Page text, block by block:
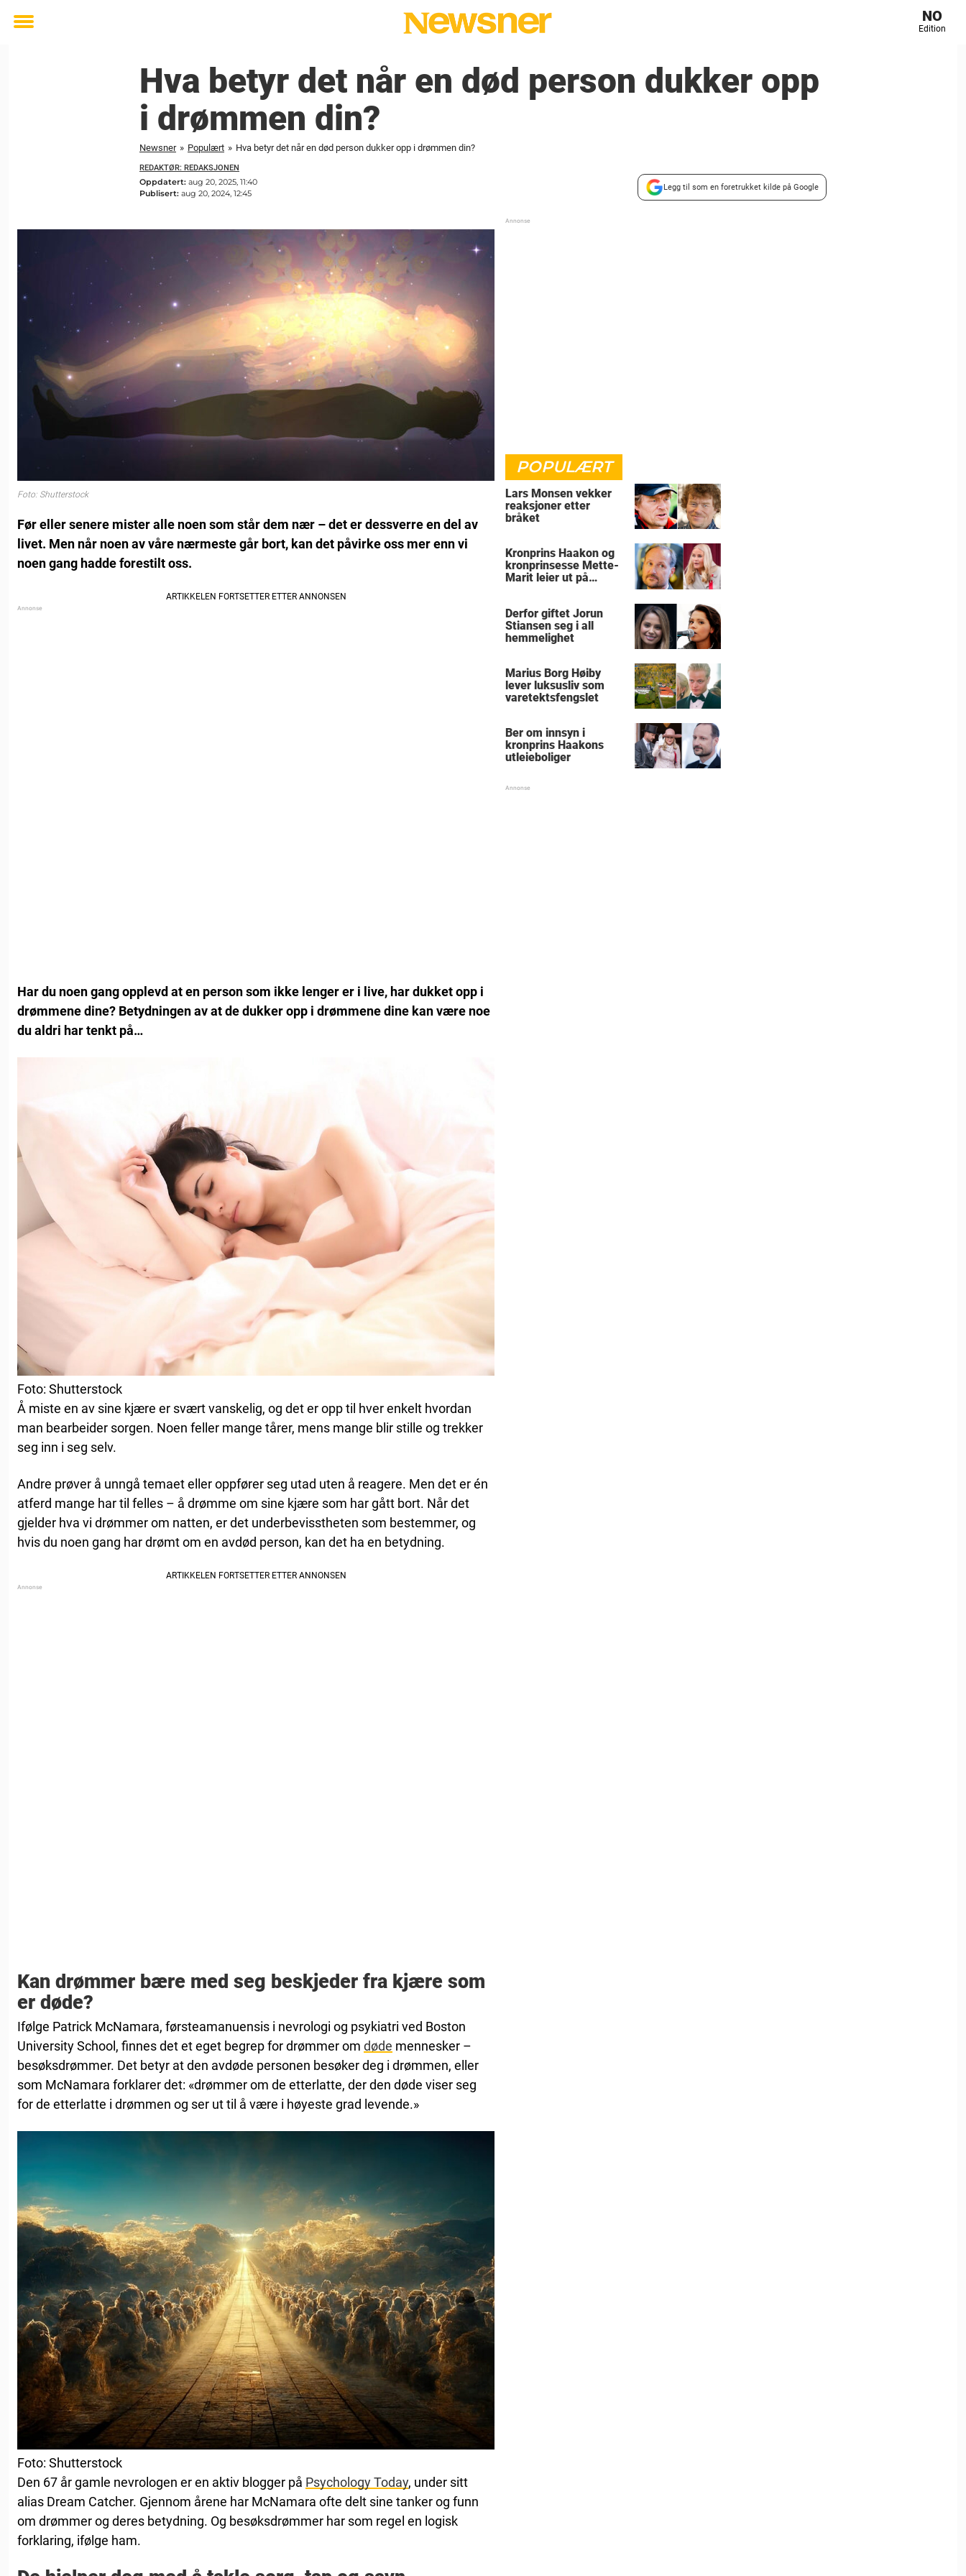
Toggle
NO
Edition
Hva betyr det når en død person dukker opp
i drømmen din?
Newsner » Populært » Hva betyr det når en død person dukker opp i drømmen din?
REDAKTØR: REDAKSJONEN
Oppdatert: aug 20, 2025, 11:40
Publisert: aug 20, 2024, 12:45
Legg til som en foretrukket kilde på Google
Foto: Shutterstock
Før eller senere mister alle noen som står dem nær – det er dessverre en del av
livet. Men når noen av våre nærmeste går bort, kan det påvirke oss mer enn vi
noen gang hadde forestilt oss.
Har du noen gang opplevd at en person som ikke lenger er i live, har dukket opp i
drømmene dine? Betydningen av at de dukker opp i drømmene dine kan være noe
du aldri har tenkt på…
Foto: Shutterstock
Å miste en av sine kjære er svært vanskelig, og det er opp til hver enkelt hvordan
man bearbeider sorgen. Noen feller mange tårer, mens mange blir stille og trekker
seg inn i seg selv.
Andre prøver å unngå temaet eller oppfører seg utad uten å reagere. Men det er én
atferd mange har til felles – å drømme om sine kjære som har gått bort. Når det
gjelder hva vi drømmer om natten, er det underbevisstheten som bestemmer, og
hvis du noen gang har drømt om en avdød person, kan det ha en betydning.
Kan drømmer bære med seg beskjeder fra kjære som
er døde?
Ifølge Patrick McNamara, førsteamanuensis i nevrologi og psykiatri ved Boston
University School, finnes det et eget begrep for drømmer om døde mennesker –
besøksdrømmer. Det betyr at den avdøde personen besøker deg i drømmen, eller
som McNamara forklarer det: «drømmer om de etterlatte, der den døde viser seg
for de etterlatte i drømmen og ser ut til å være i høyeste grad levende.»
Foto: Shutterstock
Den 67 år gamle nevrologen er en aktiv blogger på Psychology Today, under sitt
alias Dream Catcher. Gjennom årene har McNamara ofte delt sine tanker og funn
om drømmer og deres betydning. Og besøksdrømmer har som regel en logisk
forklaring, ifølge ham.
POPULÆRT
Lars Monsen vekker
reaksjoner etter
bråket
Kronprins Haakon og
kronprinsesse Mette-
Marit leier ut på
Derfor giftet Jorun
Stiansen seg i all
hemmelighet
Marius Borg Høiby
lever luksusliv som
varetektsfengslet
Ber om innsyn i
kronprins Haakons
utleieboliger